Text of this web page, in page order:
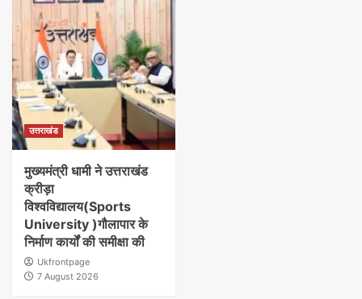
उत्तराखंड
मुख्यमंत्री धामी ने उत्तराखंड
क्रीड़ा
विश्वविद्यालय(Sports
University )गौलापार के
निर्माण कार्यों की समीक्षा की
Ukfrontpage
7 August 2026